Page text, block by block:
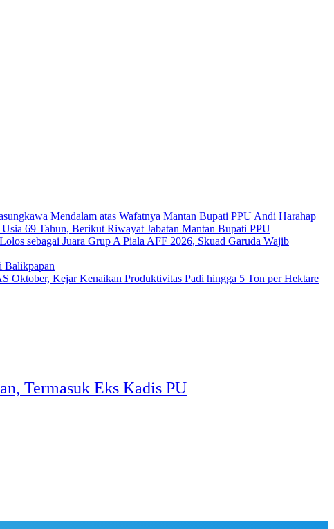
Mendalam atas Wafatnya Mantan Bupati PPU Andi Harahap
69 Tahun, Berikut Riwayat Jabatan Mantan Bupati PPU
sebagai Juara Grup A Piala AFF 2026, Skuad Garuda Wajib
Balikpapan
Oktober, Kejar Kenaikan Produktivitas Padi hingga 5 Ton per Hektare
Termasuk Eks Kadis PU